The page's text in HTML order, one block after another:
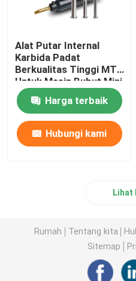
Alat Putar Internal
Karbida Padat
Berkualitas Tinggi MTR
Untuk Mesin Bubut Mini
Harga terbaik
Hubungi kami
Lihat
Rumah Tentang kita
Sitemap